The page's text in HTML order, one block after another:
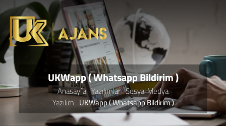
UKWapp ( Whatsapp Bildirim )
Anasayfa Yazılımlar Sosyal Medya
Yazılım UKWapp ( Whatsapp Bildirim )